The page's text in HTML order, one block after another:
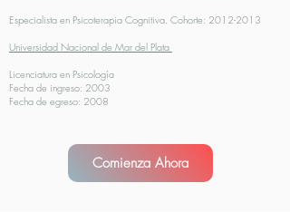
Especialista en Psicoterapia Cognitiva. Cohorte: 2012-2013
Universidad Nacional de Mar del Plata
Licenciatura en Psicología
Fecha de ingreso: 2003
Fecha de egreso: 2008
Comienza Ahora